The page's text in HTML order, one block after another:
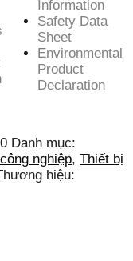
Information
Safety Data
Sheet
Environmental
Product
Declaration
Danh mục:
nghiệp, Thiết bị
hiệu: